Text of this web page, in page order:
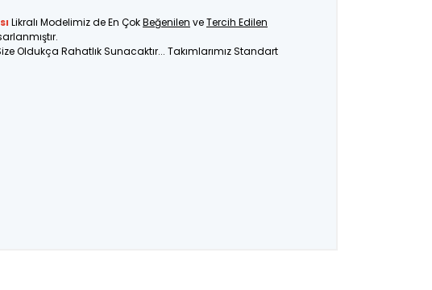
Likralı Modelimiz de En ÇokBeğenilen veTercih Edilen
Oldukça Rahatlık Sunacaktır... Takımlarımız Standart